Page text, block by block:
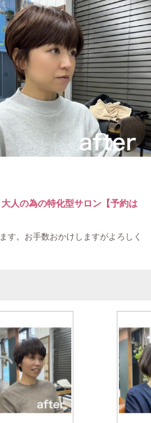
人の為の特化型サロン【予約は
す。お手数おかけしますがよろしく